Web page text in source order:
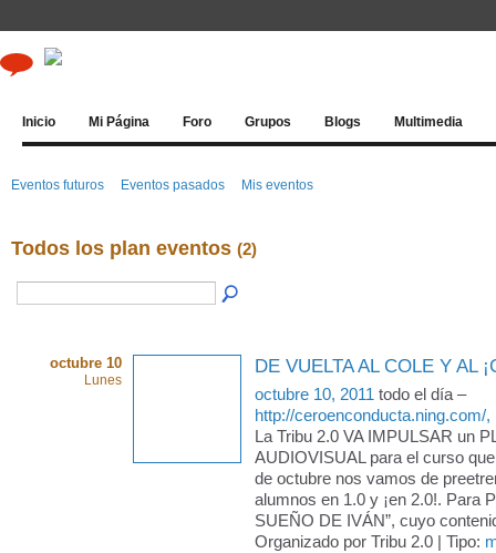
Inicio Mi Página Foro Grupos Blogs Multimedia
Eventos futuros Eventos pasados Mis eventos
Todos los plan eventos (2)
octubre 10
Lunes
DE VUELTA AL COLE Y AL
octubre 10, 2011 todo el día –
http://ceroenconducta.ning.com/,
La Tribu 2.0 VA IMPULSAR un
AUDIOVISUAL para el curso
de octubre nos vamos de
alumnos en 1.0 y ¡en 2.0!. Para
SUEÑO DE IVÁN”, cuyo
Organizado por Tribu 2.0 | Tipo: